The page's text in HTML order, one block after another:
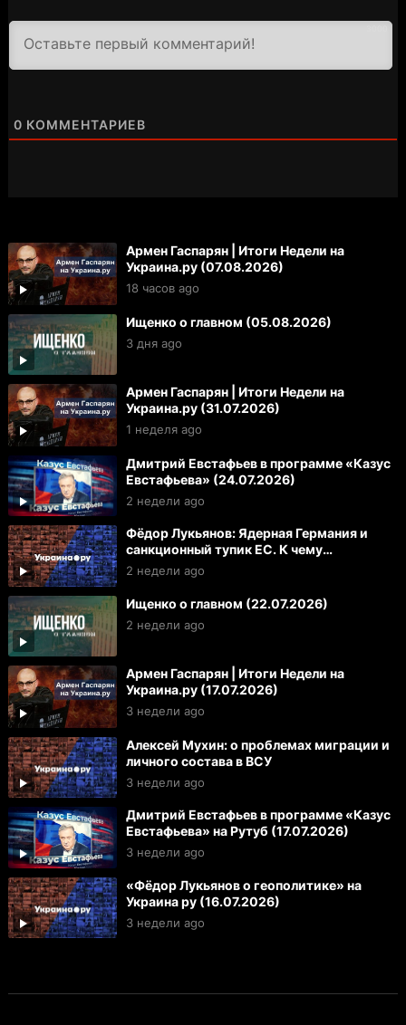
0 КОММЕНТАРИЕВ
Армен Гаспарян | Итоги Недели на
Украина.ру (07.08.2026)
18 часов ago
Ищенко о главном (05.08.2026)
3 дня ago
Армен Гаспарян | Итоги Недели на
Украина.ру (31.07.2026)
1 неделя ago
Дмитрий Евстафьев в программе «Казус
Евстафьева» (24.07.2026)
2 недели ago
Фёдор Лукьянов: Ядерная Германия и
санкционный тупик ЕС. К чему
готовиться России и Украине
2 недели ago
Ищенко о главном (22.07.2026)
2 недели ago
Армен Гаспарян | Итоги Недели на
Украина.ру (17.07.2026)
3 недели ago
Алексей Мухин: о проблемах миграции и
личного состава в ВСУ
3 недели ago
Дмитрий Евстафьев в программе «Казус
Евстафьева» на Рутуб (17.07.2026)
3 недели ago
«Фёдор Лукьянов о геополитике» на
Украина ру (16.07.2026)
3 недели ago